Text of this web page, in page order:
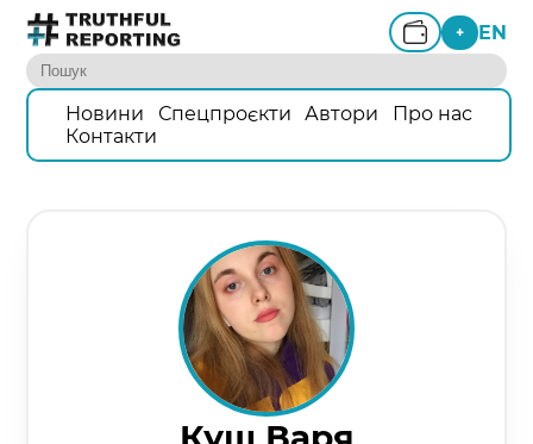
+ EN
Новини Спецпроєкти Автори
Про нас
Контакти